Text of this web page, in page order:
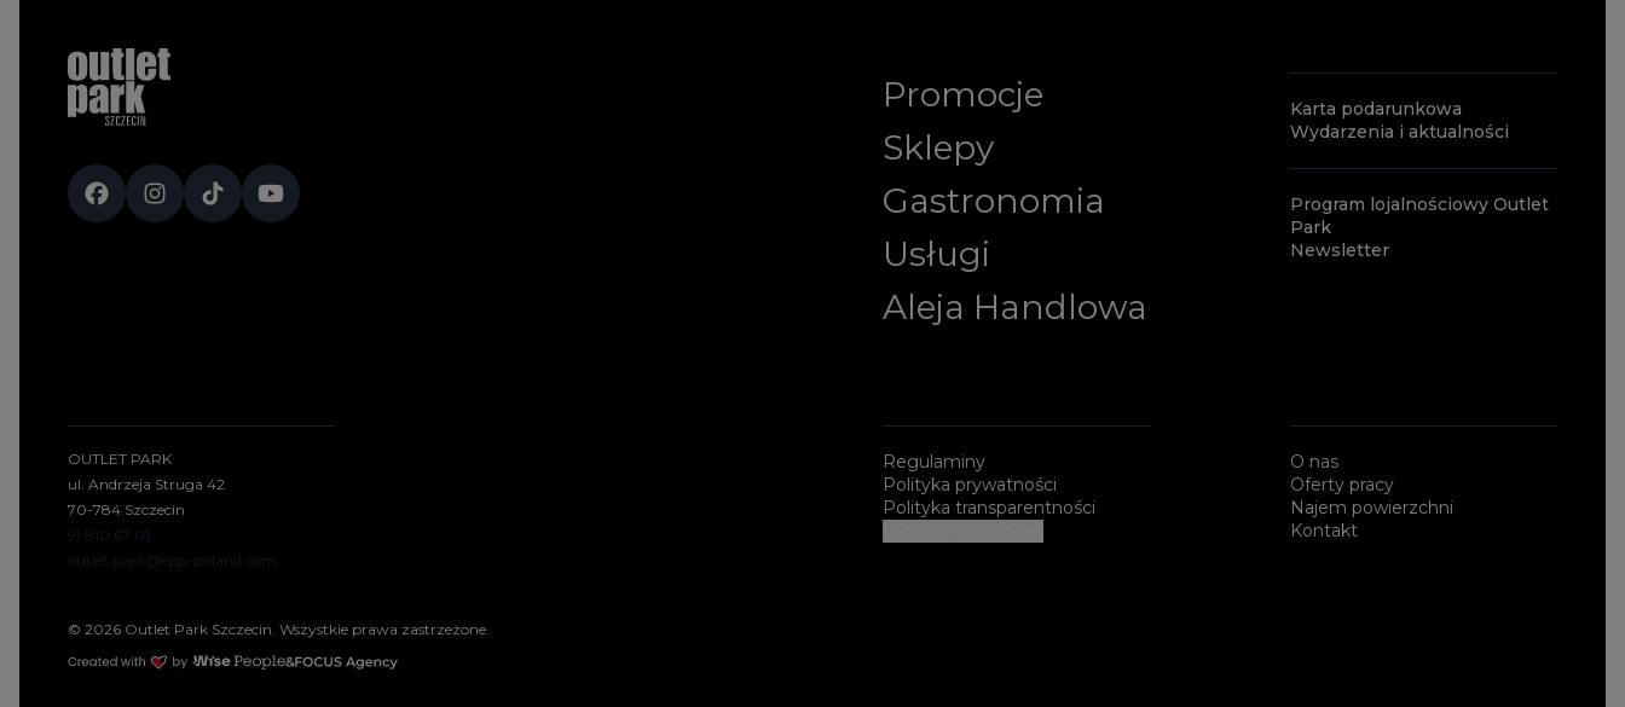
Promocje
Sklepy
Gastronomia
Usługi
Aleja Handlowa
Karta podarunkowa
Wydarzenia i aktualności
Program lojalnościowy Outlet
Park
Newsletter
OUTLET PARK
ul. Andrzeja Struga 42
70-784 Szczecin
91 810 67 01
outlet.park@epp-poland.com
Regulaminy
Polityka prywatności
Polityka transparentności
O nas
Oferty pracy
Najem powierzchni
Kontakt
© 2026 Outlet Park Szczecin. Wszystkie prawa zastrzeżone.